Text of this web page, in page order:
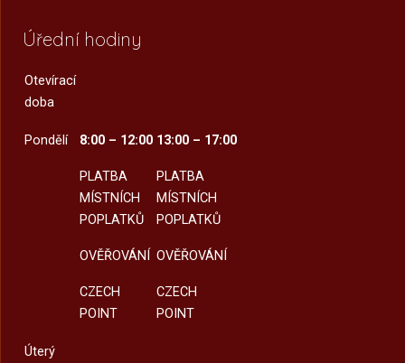
Úřední hodiny
Otevírací
doba
Pondělí 8:00 – 12:00
PLATBA
MÍSTNÍCH
POPLATKŮ
OVĚŘOVÁNÍ
CZECH
POINT
13:00 – 17:00
PLATBA
MÍSTNÍCH
POPLATKŮ
OVĚŘOVÁNÍ
CZECH
POINT
Úterý